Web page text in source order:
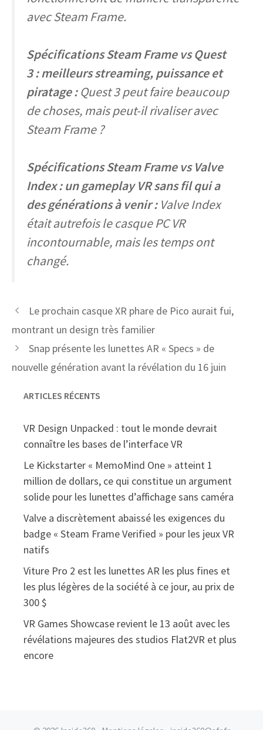
avec Steam Frame.
Spécifications Steam Frame vs Quest
3 : meilleurs streaming, puissance et
piratage :Quest 3 peut faire beaucoup
de choses, mais peut-il rivaliser avec
Steam Frame ?
Spécifications Steam Frame vs Valve
Index : un gameplay VR sans fil qui a
des générations à venir :Valve Index
était autrefois le casque PC VR
incontournable, mais les temps ont
changé.
Le prochain casque XR phare de Pico aurait fui,
montrant un design très familier
Snap présente les lunettes AR « Specs » de
nouvelle génération avant la révélation du 16 juin
ARTICLES RÉCENTS
VR Design Unpacked : tout le monde devrait
connaître les bases de l’interface VR
Le Kickstarter « MemoMind One » atteint 1
million de dollars, ce qui constitue un argument
solide pour les lunettes d’affichage sans caméra
Valve a discrètement abaissé les exigences du
badge « Steam Frame Verified » pour les jeux VR
natifs
Viture Pro 2 est les lunettes AR les plus fines et
les plus légères de la société à ce jour, au prix de
300 $
VR Games Showcase revient le 13 août avec les
révélations majeures des studios Flat2VR et plus
encore